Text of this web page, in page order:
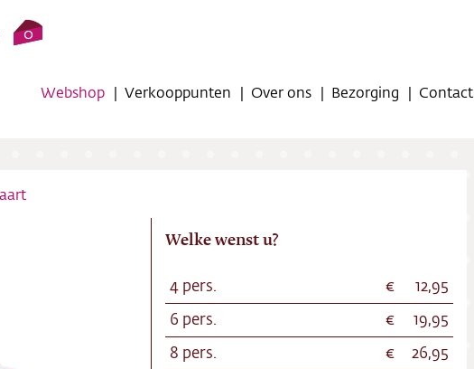
0
Webshop Verkooppunten Over ons Bezorging Contact
Welke wenst u?
4 pers.
12,95
6 pers.
19,95
8 pers.
26,95